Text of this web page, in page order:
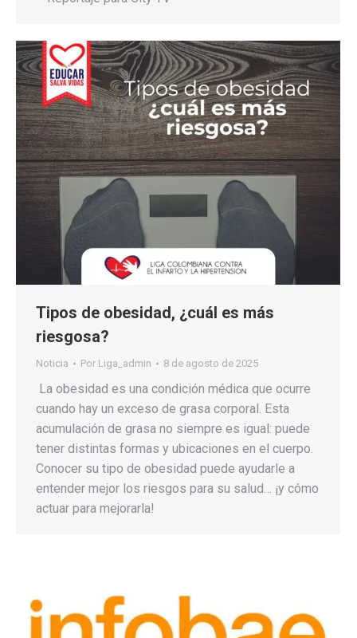
Tipos de obesidad, ¿cuál es más
riesgosa?
Noticia Por Liga_admin 8 de agosto de 2025
La obesidad es una condición médica que ocurre
cuando hay un exceso de grasa corporal. Esta
acumulación de grasa no siempre es igual: puede
tener distintas formas y ubicaciones en el cuerpo.
Conocer su tipo de obesidad puede ayudarle a
entender mejor los riesgos para su salud… ¡y cómo
actuar para mejorarla!